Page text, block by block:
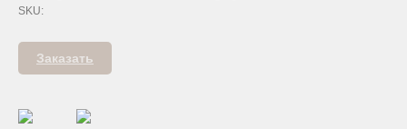
SKU:
Заказать